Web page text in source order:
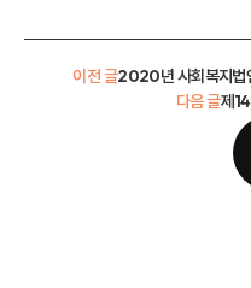
이전 글2020년 사회복지법
제
다음 글